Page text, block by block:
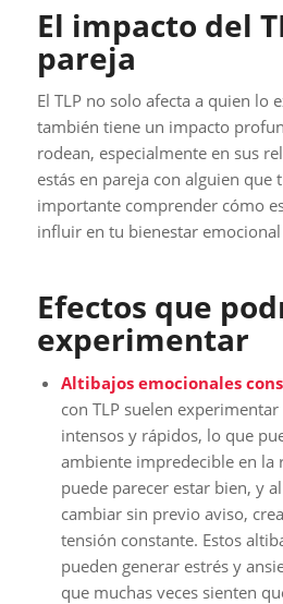
El impacto del
pareja
El TLP no solo afecta a quien lo
también tiene un impacto
rodean, especialmente en sus
estás en pareja con alguien que
importante comprender cómo
influir en tu bienestar
Efectos que
experimentar
Altibajos emocionales
con TLP suelen
intensos y rápidos, lo que
ambiente impredecible en la
puede parecer estar bien, y
cambiar sin previo aviso,
tensión constante. Estos
pueden generar estrés y
que muchas veces sienten